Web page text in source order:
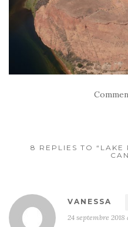
8 REPLIES TO “LAKE
VANESSA
24 septembre